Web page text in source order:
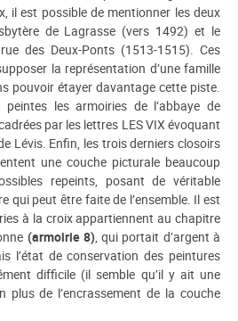
il est possible de mentionner les deux
de Lagrasse (vers 1492) et le
des Deux-Ponts (1513-1515). Ces
la représentation d’une famille
pouvoir étayer davantage cette piste.
les armoiries de l’abbaye de
par les lettres LES VIX évoquant
Lévis. Enfin, les trois derniers closoirs
une couche picturale beaucoup
repeints, posant de véritable
qui peut être faite de l’ensemble. Il est
à la croix appartiennent au chapitre
(armoirie 8) , qui portait d’argent à
l’état de conservation des peintures
difficile (il semble qu’il y ait une
plus de l’encrassement de la couche